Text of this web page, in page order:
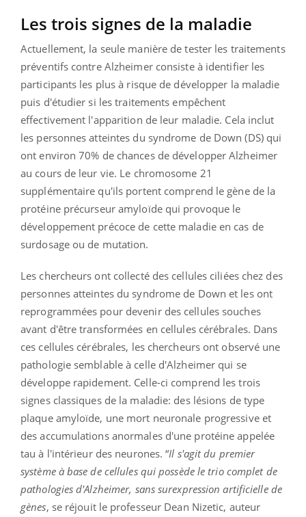
Les trois signes de la maladie
Actuellement, la seule manière de tester les traitements
préventifs contre Alzheimer consiste à identifier les
participants les plus à risque de développer la maladie
puis d'étudier si les traitements empêchent
effectivement l'apparition de leur maladie. Cela inclut
les personnes atteintes du syndrome de Down (DS) qui
ont environ 70% de chances de développer Alzheimer
au cours de leur vie. Le chromosome 21
supplémentaire qu'ils portent comprend le gène de la
protéine précurseur amyloïde qui provoque le
développement précoce de cette maladie en cas de
surdosage ou de mutation.
Les chercheurs ont collecté des cellules ciliées chez des
personnes atteintes du syndrome de Down et les ont
reprogrammées pour devenir des cellules souches
avant d'être transformées en cellules cérébrales. Dans
ces cellules cérébrales, les chercheurs ont observé une
pathologie semblable à celle d'Alzheimer qui se
développe rapidement. Celle-ci comprend les trois
signes classiques de la maladie: des lésions de type
plaque amyloïde, une mort neuronale progressive et
des accumulations anormales d'une protéine appelée
tau à l'intérieur des neurones. “Il s'agit du premier
système à base de cellules qui possède le trio complet de
pathologies d'Alzheimer, sans surexpression artificielle de
gènes, se réjouit le professeur Dean Nizetic, auteur